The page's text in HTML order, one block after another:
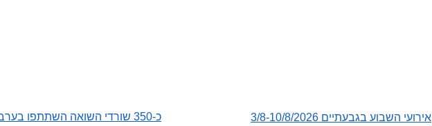
אירועי השבוע בגבעתיים 3/8-10/8/2026
כ-350 שורדי השואה השתתפו